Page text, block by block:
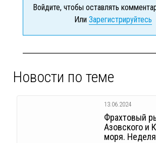
Войдите, чтобы оставлять
Или Зарегистрируйтесь
Новости по теме
13.06.2024
Фрахтовый
Азовского и
моря.